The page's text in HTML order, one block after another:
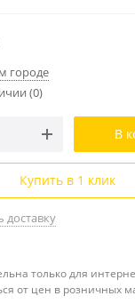
городе
(0)
В
Купить в 1 клик
доставку
только для
от цен в розничных